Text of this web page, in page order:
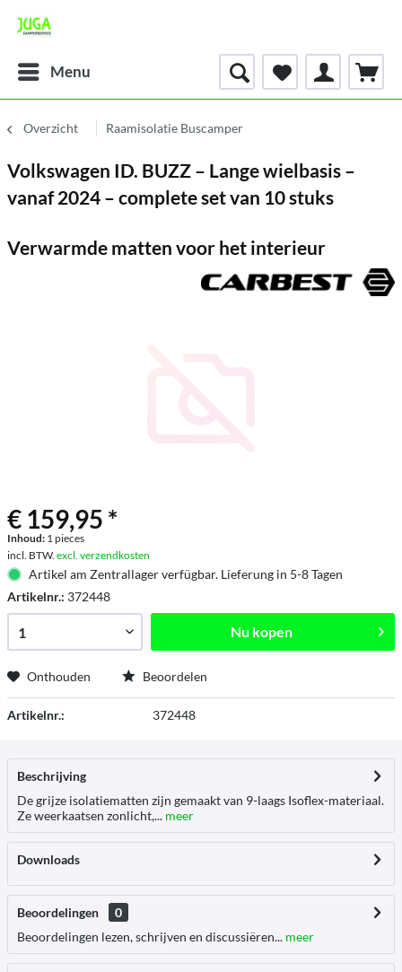
Menu
Overzicht Raamisolatie Buscamper
Volkswagen ID. BUZZ – Lange wielbasis –
vanaf 2024 – complete set van 10 stuks
Verwarmde matten voor het interieur
€ 159,95 *
Inhoud: 1 pieces
incl. BTW. excl. verzendkosten
Artikel am Zentrallager verfügbar. Lieferung in 5-8 Tagen
Artikelnr.: 372448
Nu kopen
Onthouden Beoordelen
Artikelnr.: 372448
Beschrijving
De grijze isolatiematten zijn gemaakt van 9-laags Isoflex-materiaal.
Ze weerkaatsen zonlicht,... meer
Downloads
Beoordelingen
0
Beoordelingen lezen, schrijven en discussiëren... meer